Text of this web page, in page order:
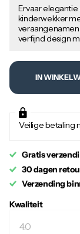
Ervaar
kinderwekker
verfijnd design
IN
Veilige betaling
Gratis
30 dagen
Verzending
Kwaliteit